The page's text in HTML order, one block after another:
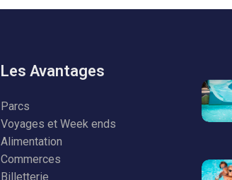
Les Avantages
Parcs
Voyages et Week ends
Alimentation
Commerces
Billetterie